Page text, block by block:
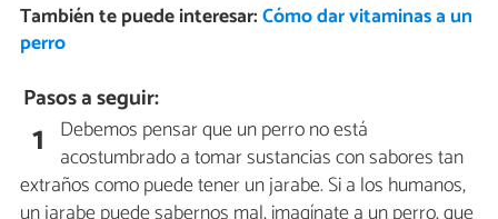
También te puede interesar:Cómo dar vitaminas a un
perro
Pasos a seguir:
1 Debemos pensar que un perro no está
acostumbrado a tomar sustancias con sabores tan
extraños como puede tener un jarabe. Si a los humanos,